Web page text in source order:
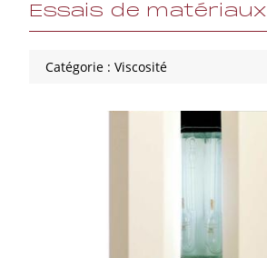
Essais de matériaux